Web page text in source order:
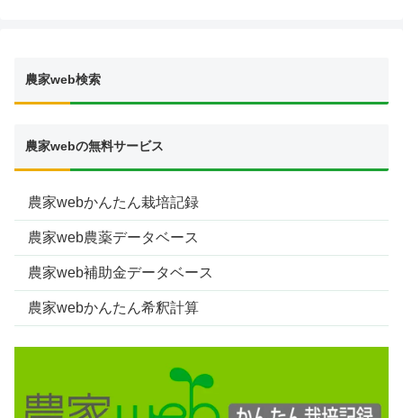
農家web検索
農家webの無料サービス
農家webかんたん栽培記録
農家web農薬データベース
農家web補助金データベース
農家webかんたん希釈計算